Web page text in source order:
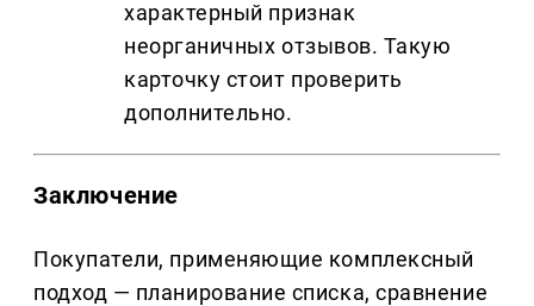
характерный признак
неорганичных отзывов. Такую
карточку стоит проверить
дополнительно.
Заключение
Покупатели, применяющие комплексный
подход — планирование списка, сравнение